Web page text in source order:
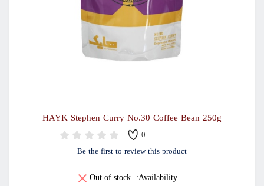
HAYK Stephen Curry No.30 Coffee Bean 250g
0
Be the first to review this product
Availability:
Out of stock